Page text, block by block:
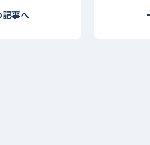
記事へ